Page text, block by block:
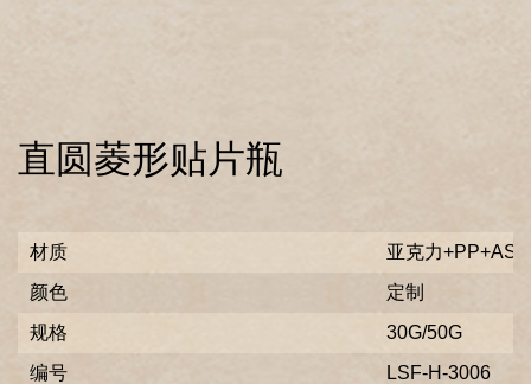
直圆菱形贴片瓶
材质
亚克力+PP+AS
颜色
定制
规格
30G/50G
编号
LSF-H-3006